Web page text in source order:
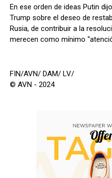
En ese orden de ideas Putin
Trump sobre el deseo de
Rusia, de contribuir a la
merecen como mínimo
FIN/AVN/ DAM/ LV/
© AVN - 2024